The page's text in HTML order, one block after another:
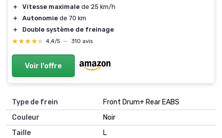
＋ Vitesse maximale de 25 km/h
＋
Autonomie de 70 km
＋
Double système de freinage
★★★★★
★★★★★ 4,4/5 — 310 avis
Voir l'offre
Type de frein
‎Front Drum+ Rear EABS
Couleur
‎Noir
Taille
‎L